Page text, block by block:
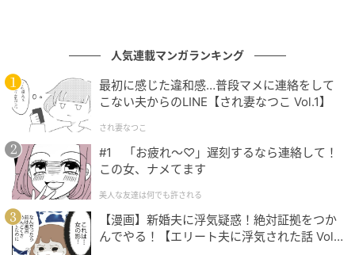
7歳で亡くなった息子そっくりのヒューマノイドを家族
として迎え入れた音々と健介の夫妻。「事件や事故で
家族を亡くした遺族に対し、最新型ヒューマノイドを
無償でレンタル」というサービスを知った際、妻は乗
り気ですが、夫は「ハイエナやん。人の不幸で」と否
定的な態度で温度差があります。 実際にヒューマノイ
ドを迎え入れることになっても、「おかえり、翔（か
ける）」と喜びいっぱいの妻に対し、「いらっしゃ
い」と言うのが精いっぱいの夫は自分をパパではなく
人気連載マンガランキング
最初に感じた違和感…普段マメに連絡をして
こない夫からのLINE【され妻なつこ Vol.1】
され妻なつこ
#1 「お疲れ〜♡」遅刻するなら連絡して！
この女、ナメてます
美人な友達は何でも許される
【漫画】新婚夫に浮気疑惑！絶対証拠をつか
んでやる！【エリート夫に浮気された話 Vol.